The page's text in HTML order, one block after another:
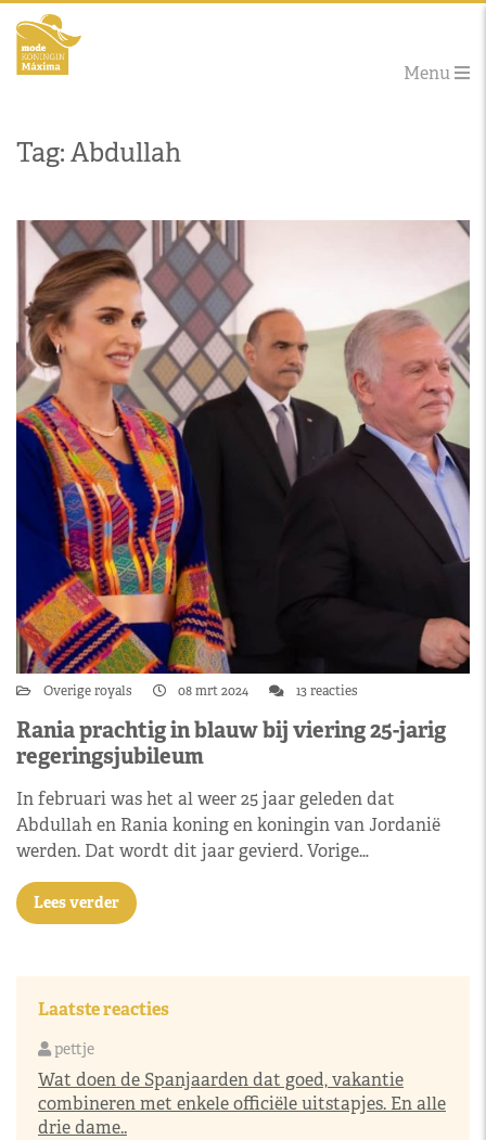
Menu
Tag: Abdullah
Overige royals 08 mrt 2024 13 reacties
Rania prachtig in blauw bij viering 25-jarig
regeringsjubileum
In februari was het al weer 25 jaar geleden dat
Abdullah en Rania koning en koningin van Jordanië
werden. Dat wordt dit jaar gevierd. Vorige…
Lees verder
Laatste reacties
pettje
Wat doen de Spanjaarden dat goed, vakantie
combineren met enkele officiële uitstapjes. En alle
drie dame..